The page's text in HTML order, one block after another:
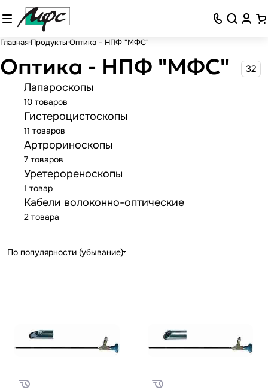
Главная Продукты Оптика - НПФ "МФС"
Оптика - НПФ "МФС" 32
Лапароскопы
10 товаров
Гистероцистоскопы
11 товаров
Артрориноскопы
7 товаров
Уретерореноскопы
1 товар
Кабели волоконно-оптические
2 товара
По популярности (убывание)